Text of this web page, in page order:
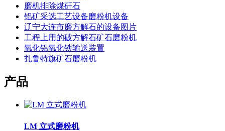
磨机排除煤矸石
铝矿采选工艺设备磨粉机设备
辽宁大连市磨方解石的设备图片
工程上用的破方解石矿石磨粉机
氧化铝氧化铁输送装置
扎鲁特旗矿石磨粉机
产品
LM 立式磨粉机